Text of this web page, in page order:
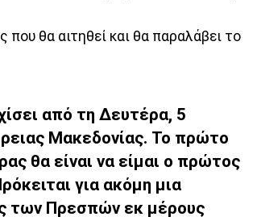
που θα αιτηθεί και θα παραλάβει το
από τη Δευτέρα, 5
Μακεδονίας. Το πρώτο
θα είναι να είμαι ο πρώτος
για ακόμη μια
των Πρεσπών εκ μέρους